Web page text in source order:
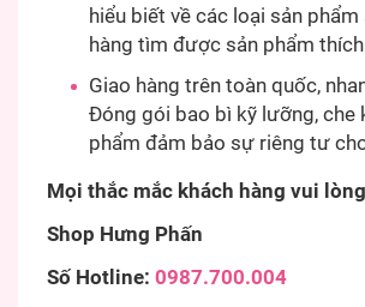
hiểu biết về các loại sản
hàng tìm được sản phẩm
Giao hàng trên toàn quốc,
Đóng gói bao bì kỹ lưỡng, che
phẩm đảm bảo sự riêng tư
Mọi thắc mắc khách hàng vui
Shop Hưng Phấn
Số Hotline: 0987.700.004